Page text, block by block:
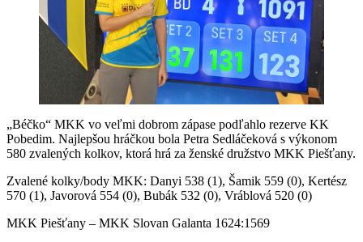
„Béčko“ MKK vo veľmi dobrom zápase podľahlo rezerve KK
Pobedim. Najlepšou hráčkou bola Petra Sedláčeková s výkonom
580 zvalených kolkov, ktorá hrá za ženské družstvo MKK Piešťany.
Zvalené kolky/body MKK: Danyi 538 (1), Šamik 559 (0), Kertész
570 (1), Javorová 554 (0), Bubák 532 (0), Vráblová 520 (0)
MKK Piešťany – MKK Slovan Galanta 1624:1569